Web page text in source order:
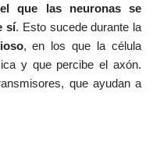
que las neuronas se
sí. Esto sucede durante la
, en los que la célula
y que percibe el axón.
que ayudan a